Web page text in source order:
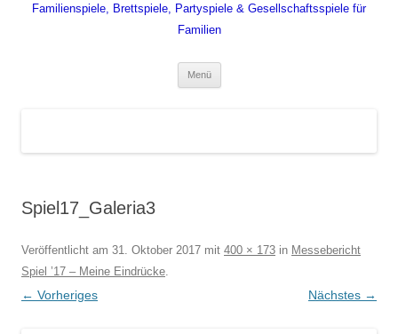
Familienspiele, Brettspiele, Partyspiele & Gesellschaftsspiele für
Familien
Menü
Spiel17_Galeria3
Veröffentlicht am 31. Oktober 2017 mit 400 × 173 in Messebericht
Spiel ’17 – Meine Eindrücke.
← Vorheriges Nächstes →